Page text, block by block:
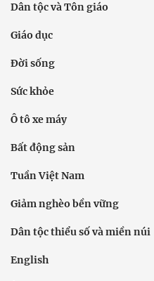
Dân tộc và Tôn giáo
Giáo dục
Đời sống
Sức khỏe
Ô tô xe máy
Bất động sản
Tuần Việt Nam
Giảm nghèo bền vững
Dân tộc thiểu số và miền núi
English